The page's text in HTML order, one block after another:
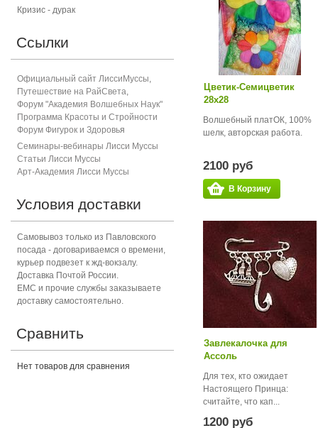
Цветик-Семицветик
28х28
Волшебный платОК, 100%
шелк, авторская работа.
2100 руб
В Корзину
Завлекалочка для
Ассоль
Для тех, кто ожидает
Настоящего Принца:
считайте, что кап...
1200 руб
Кризис - дурак
Ссылки
Официальный сайт ЛиссиМуссы,
Путешествие на РайСвета,
Форум "Академия Волшебных Наук"
Программа Красоты и Стройности
Форум Фигурок и Здоровья
Семинары-вебинары Лисси Муссы
Статьи Лисси Муссы
Арт-Академия Лисси Муссы
Условия доставки
Самовывоз только из Павловского
посада - договариваемся о времени,
курьер подвезет к жд-вокзалу.
Доставка Почтой России.
ЕМС и прочие службы заказываете
доставку самостоятельно.
Сравнить
Нет товаров для сравнения